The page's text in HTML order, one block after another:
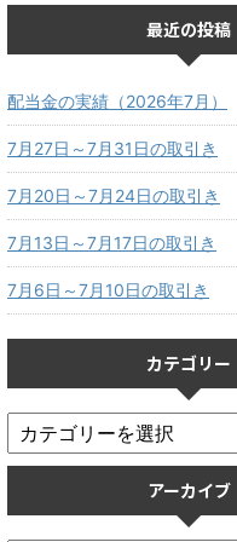
最近の投稿
配当金の実績（2026年7月）
7月27日～7月31日の取引き
7月20日～7月24日の取引き
7月13日～7月17日の取引き
7月6日～7月10日の取引き
カテゴリー
アーカイブ